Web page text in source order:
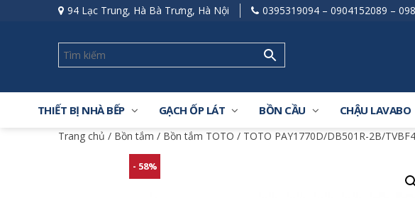
94 Lạc Trung, Hà Bà Trưng, Hà Nội 0395319094 – 0904152089 –
THIẾT BỊ NHÀ BẾP GẠCH ỐP LÁT BỒN CẦU CHẬU LAVABO
Trang chủ / Bồn tắm / Bồn tắm TOTO / TOTO PAY1770D/DB501R-2B/
- 58%